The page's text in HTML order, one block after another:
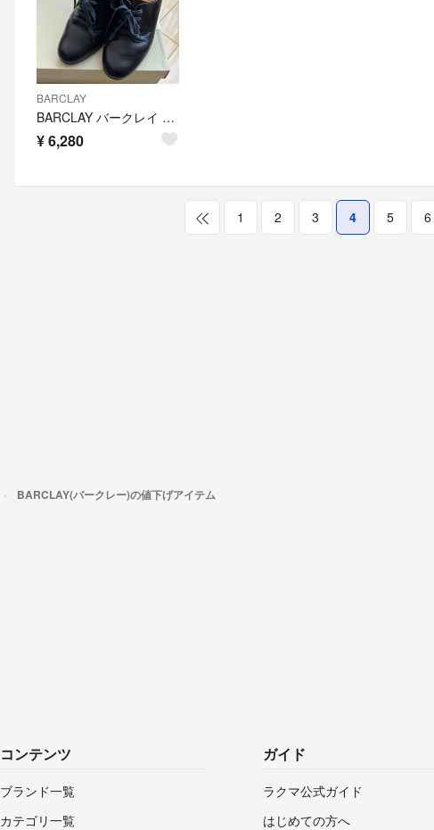
BARCLAY
BARCLAY バークレイ パンプス 22cm
¥6,280
1 2 3 4 5 6
BARCLAY(バークレー)の値下げアイテム
コンテンツ
ブランド一覧
カテゴリ一覧
ガイド
ラクマ公式ガイド
はじめての方へ